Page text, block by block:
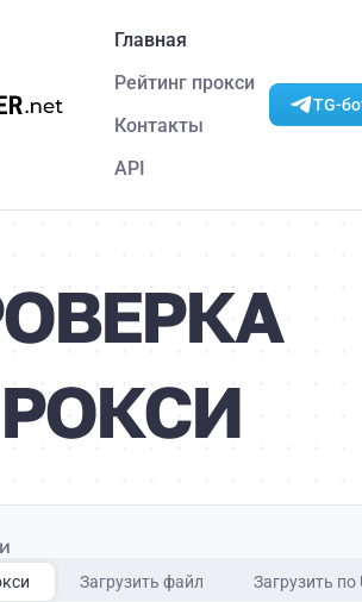
Главная
Рейтинг прокси
Контакты
API
TG-
Загрузить файл Загрузить по